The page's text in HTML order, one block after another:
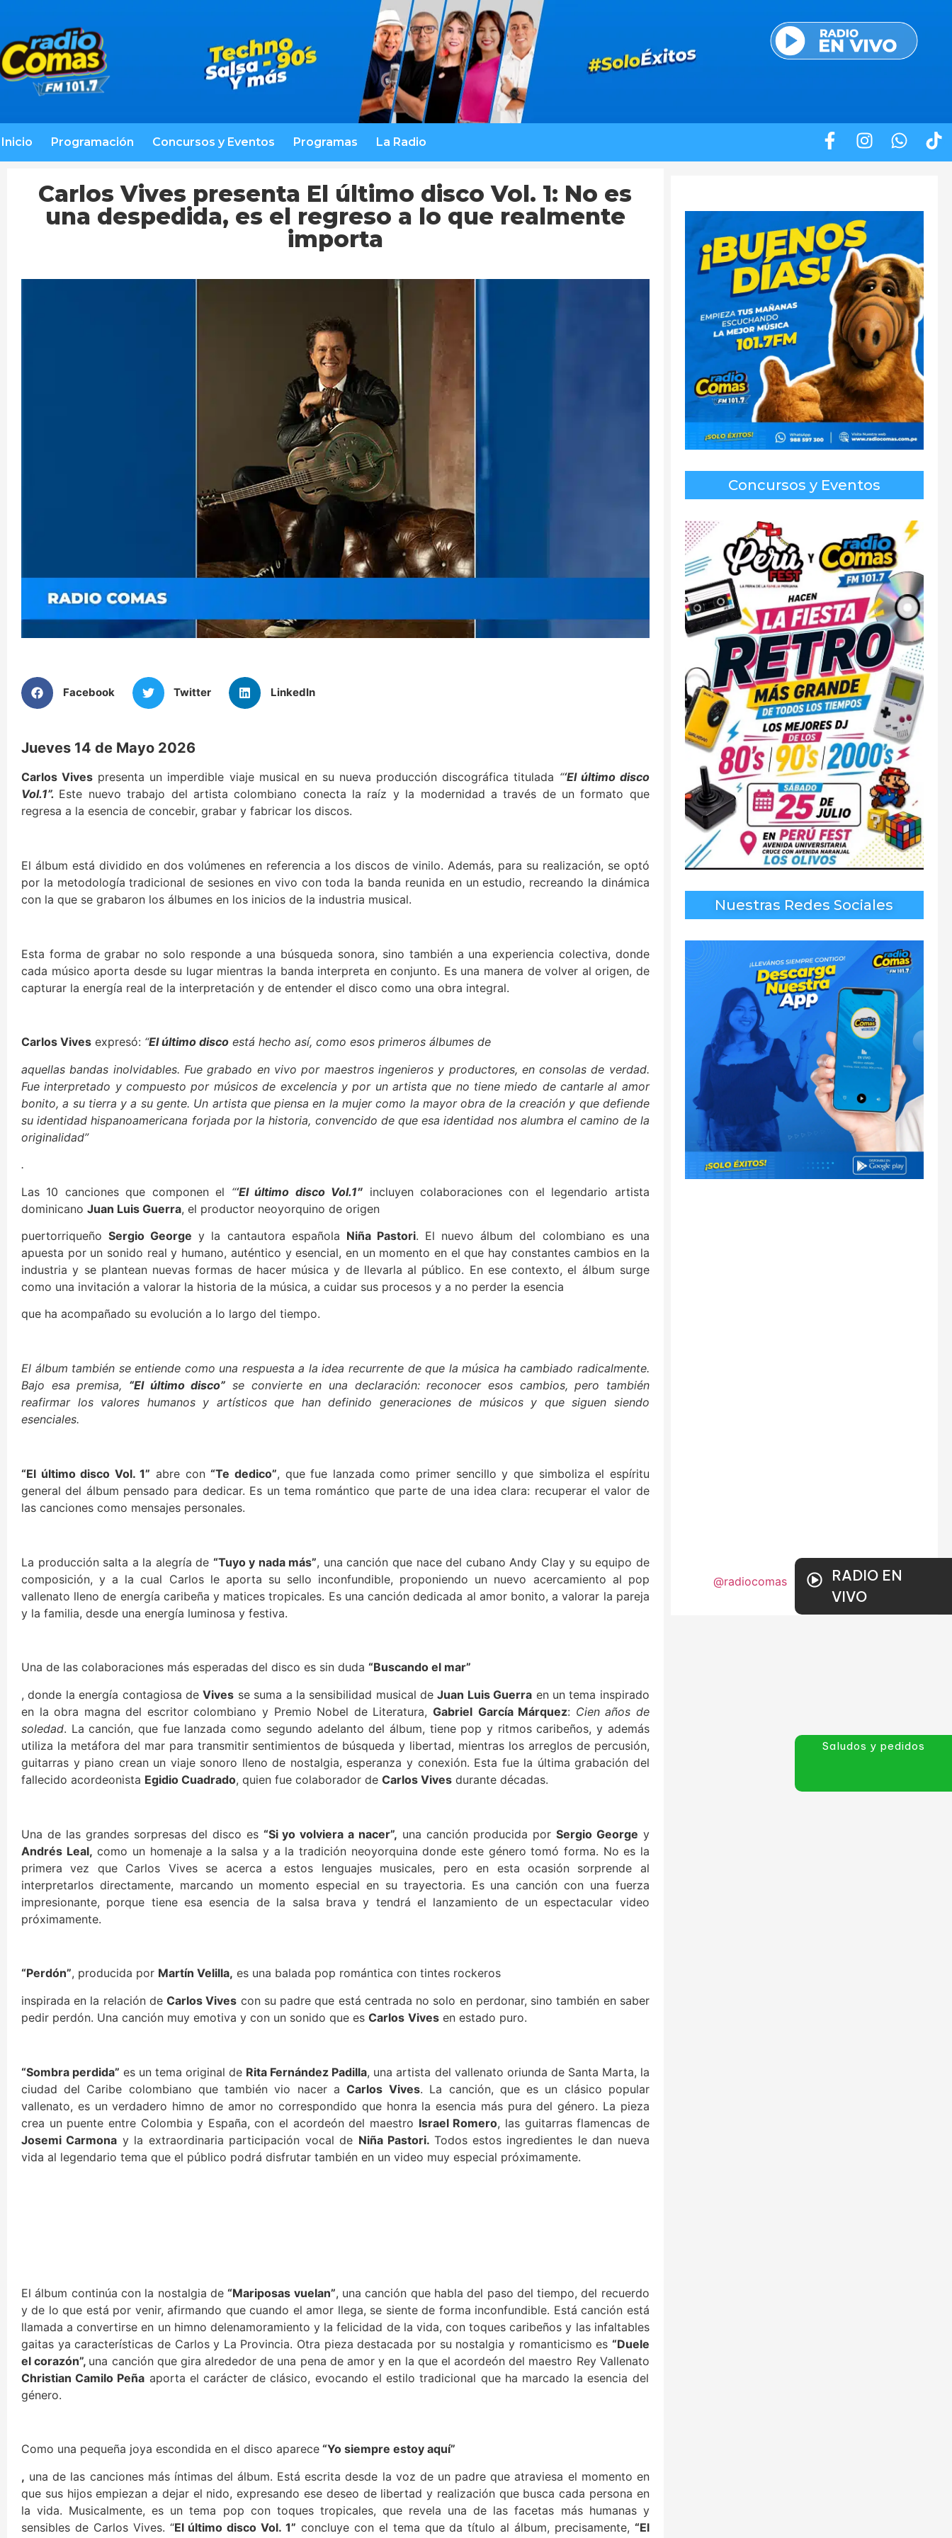
Inicio Programación Concursos y Eventos Programas La Radio
Carlos Vives presenta El último disco Vol. 1: No es
una despedida, es el regreso a lo que realmente
importa
Facebook Twitter LinkedIn
Jueves 14 de Mayo 2026
Carlos Vives presenta un imperdible viaje musical en su nueva producción discográfica titulada “‘El último disco
Vol.1”. Este nuevo trabajo del artista colombiano conecta la raíz y la modernidad a través de un formato que
regresa a la esencia de concebir, grabar y fabricar los discos.
El álbum está dividido en dos volúmenes en referencia a los discos de vinilo. Además, para su realización, se optó
por la metodología tradicional de sesiones en vivo con toda la banda reunida en un estudio, recreando la dinámica
con la que se grabaron los álbumes en los inicios de la industria musical.
Esta forma de grabar no solo responde a una búsqueda sonora, sino también a una experiencia colectiva, donde
cada músico aporta desde su lugar mientras la banda interpreta en conjunto. Es una manera de volver al origen, de
capturar la energía real de la interpretación y de entender el disco como una obra integral.
Carlos Vives expresó: “El último disco está hecho así, como esos primeros álbumes de
aquellas bandas inolvidables. Fue grabado en vivo por maestros ingenieros y productores, en consolas de verdad.
Fue interpretado y compuesto por músicos de excelencia y por un artista que no tiene miedo de cantarle al amor
bonito, a su tierra y a su gente. Un artista que piensa en la mujer como la mayor obra de la creación y que defiende
su identidad hispanoamericana forjada por la historia, convencido de que esa identidad nos alumbra el camino de la
originalidad”
.
Las 10 canciones que componen el “‘El último disco Vol.1″ incluyen colaboraciones con el legendario artista
dominicano Juan Luis Guerra, el productor neoyorquino de origen
puertorriqueñoSergio George y la cantautora española Niña Pastori. El nuevo álbum del colombiano es una
apuesta por un sonido real y humano, auténtico y esencial, en un momento en el que hay constantes cambios en la
industria y se plantean nuevas formas de hacer música y de llevarla al público. En ese contexto, el álbum surge
como una invitación a valorar la historia de la música, a cuidar sus procesos y a no perder la esencia
que ha acompañado su evolución a lo largo del tiempo.
El álbum también se entiende como una respuesta a la idea recurrente de que la música ha cambiado radicalmente.
Bajo esa premisa, “El último disco” se convierte en una declaración: reconocer esos cambios, pero también
reafirmar los valores humanos y artísticos que han definido generaciones de músicos y que siguen siendo
esenciales.
“El último disco Vol. 1” abre con“Te dedico”, que fue lanzada como primer sencillo y que simboliza el espíritu
general del álbum pensado para dedicar. Es un tema romántico que parte de una idea clara: recuperar el valor de
las canciones como mensajes personales.
La producción salta a la alegría de “Tuyo y nada más”, una canción que nace del cubano Andy Clay y su equipo de
composición, y a la cual Carlos le aporta su sello inconfundible, proponiendo un nuevo acercamiento al pop
vallenato lleno de energía caribeña y matices tropicales. Es una canción dedicada al amor bonito, a valorar la pareja
y la familia, desde una energía luminosa y festiva.
Una de las colaboraciones más esperadas del disco es sin duda “Buscando el mar”
, donde la energía contagiosa deVives se suma a la sensibilidad musical deJuan Luis Guerra en un tema inspirado
en la obra magna del escritor colombiano y Premio Nobel de Literatura, Gabriel García Márquez: Cien años de
soledad. La canción, que fue lanzada como segundo adelanto del álbum, tiene pop y ritmos caribeños, y además
utiliza la metáfora del mar para transmitir sentimientos de búsqueda y libertad, mientras los arreglos de percusión,
guitarras y piano crean un viaje sonoro lleno de nostalgia, esperanza y conexión. Esta fue la última grabación del
fallecido acordeonista Egidio Cuadrado, quien fue colaborador de Carlos Vives durante décadas.
Una de las grandes sorpresas del disco es “Si yo volviera a nacer”, una canción producida por Sergio George y
Andrés Leal, como un homenaje a la salsa y a la tradición neoyorquina donde este género tomó forma. No es la
primera vez que Carlos Vives se acerca a estos lenguajes musicales, pero en esta ocasión sorprende al
interpretarlos directamente, marcando un momento especial en su trayectoria. Es una canción con una fuerza
impresionante, porque tiene esa esencia de la salsa brava y tendrá el lanzamiento de un espectacular video
próximamente.
“Perdón”, producida por Martín Velilla, es una balada pop romántica con tintes rockeros
inspirada en la relación deCarlos Vives con su padre que está centrada no solo en perdonar, sino también en saber
pedir perdón. Una canción muy emotiva y con un sonido que es Carlos Vives en estado puro.
“Sombra perdida” es un tema original de Rita Fernández Padilla, una artista del vallenato oriunda de Santa Marta, la
ciudad del Caribe colombiano que también vio nacer aCarlos Vives. La canción, que es un clásico popular
vallenato, es un verdadero himno de amor no correspondido que honra la esencia más pura del género. La pieza
crea un puente entre Colombia y España, con el acordeón del maestro Israel Romero, las guitarras flamencas de
Josemi Carmona y la extraordinaria participación vocal de Niña Pastori. Todos estos ingredientes le dan nueva
vida al legendario tema que el público podrá disfrutar también en un video muy especial próximamente.
El álbum continúa con la nostalgia de“Mariposas vuelan”, una canción que habla del paso del tiempo, del recuerdo
y de lo que está por venir, afirmando que cuando el amor llega, se siente de forma inconfundible. Está canción está
llamada a convertirse en un himno delenamoramiento y la felicidad de la vida, con toques caribeños y las infaltables
gaitas ya características de Carlos y La Provincia. Otra pieza destacada por su nostalgia y romanticismo es “Duele
el corazón”, una canción que gira alrededor de una pena de amor y en la que el acordeón del maestro Rey Vallenato
Christian Camilo Peña aporta el carácter de clásico, evocando el estilo tradicional que ha marcado la esencia del
género.
Como una pequeña joya escondida en el disco aparece “Yo siempre estoy aquí”
, una de las canciones más íntimas del álbum. Está escrita desde la voz de un padre que atraviesa el momento en
que sus hijos empiezan a dejar el nido, expresando ese deseo de libertad y realización que busca cada persona en
la vida. Musicalmente, es un tema pop con toques tropicales, que revela una de las facetas más humanas y
sensibles de Carlos Vives. “El último disco Vol. 1” concluye con el tema que da título al álbum, precisamente, “El
Concursos y Eventos
Nuestras Redes Sociales
@radiocomas
RADIO EN
VIVO
Saludos y pedidos